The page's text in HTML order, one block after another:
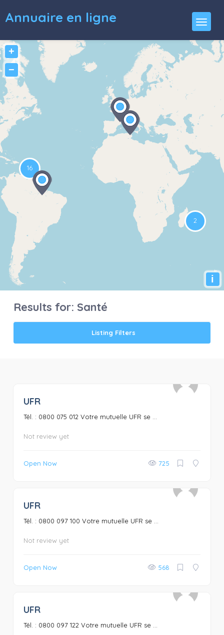
Annuaire en ligne
+
−
i
Results for: Santé
Listing Filters
UFR
Tél. : 0800 075 012 Votre mutuelle UFR se ...
Not review yet
Open Now 725
UFR
Tél. : 0800 097 100 Votre mutuelle UFR se ...
Not review yet
Open Now 568
UFR
Tél. : 0800 097 122 Votre mutuelle UFR se ...